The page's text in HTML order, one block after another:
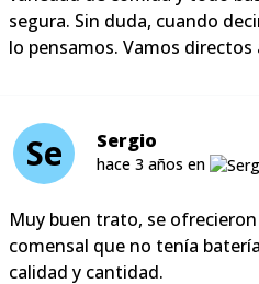
segura. Sin duda, cuando
lo pensamos. Vamos directos
Se Sergio
hace 3 años en
Muy buen trato, se
comensal que no tenía
calidad y cantidad.